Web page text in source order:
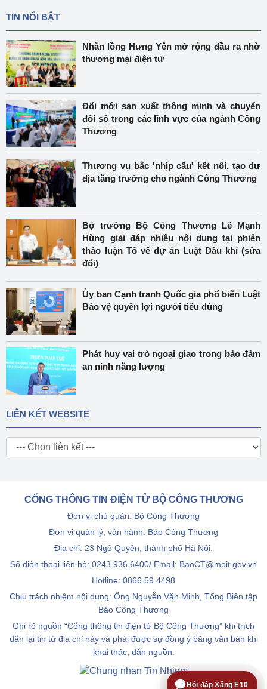
TIN NỔI BẬT
Nhãn lồng Hưng Yên mở rộng đầu ra nhờ
thương mại điện tử
Đổi mới sản xuất thông minh và chuyển
đổi số trong các lĩnh vực của ngành Công
Thương
Thương vụ bắc 'nhịp cầu' kết nối, tạo dư
địa tăng trưởng cho ngành Công Thương
Bộ trưởng Bộ Công Thương Lê Mạnh
Hùng giải đáp nhiều nội dung tại phiên
thảo luận Tổ về dự án Luật Dầu khí (sửa
đổi)
Ủy ban Cạnh tranh Quốc gia phổ biến Luật
Bảo vệ quyền lợi người tiêu dùng
Phát huy vai trò ngoại giao trong bảo đảm
an ninh năng lượng
LIÊN KẾT WEBSITE
CỔNG THÔNG TIN ĐIỆN TỬ BỘ CÔNG THƯƠNG
Đơn vị chủ quản: Bộ Công Thương
Đơn vị quản lý, vận hành: Báo Công Thương
Địa chỉ: 23 Ngô Quyền, thành phố Hà Nội.
Số điện thoại liên hệ: 0243.936.6400/ Email: BaoCT@moit.gov.vn
Hotline: 0866.59.4498
Chịu trách nhiệm nội dung: Ông Nguyễn Văn Minh, Tổng Biên tập
Báo Công Thương
Ghi rõ nguồn “Cổng thông tin điện tử Bộ Công Thương” khi trích
dẫn lại tin từ địa chỉ này và phải được sự đồng ý bằng văn bản khi
khai thác, dẫn nguồn.
Hỏi đáp Xăng E10